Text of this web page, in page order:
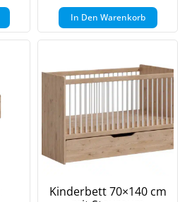
In Den Warenkorb
Kinderbett 70×140 cm